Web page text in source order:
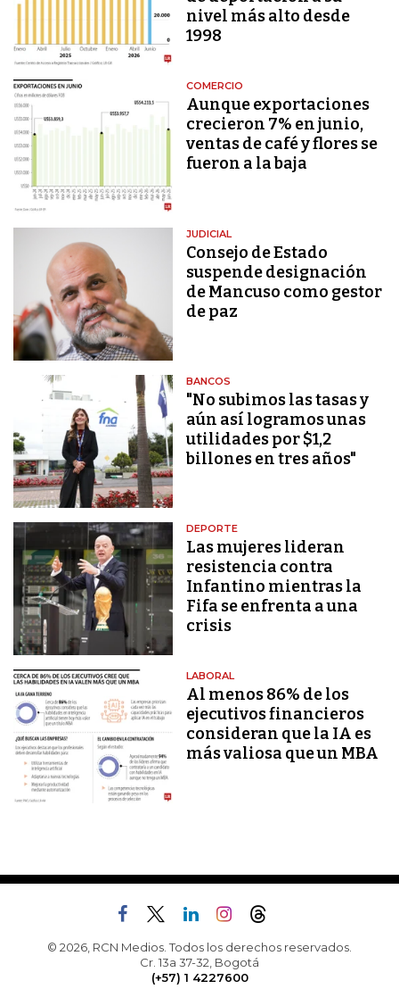
nivel más alto desde
1998
COMERCIO
Aunque exportaciones
crecieron 7% en junio,
ventas de café y flores se
fueron a la baja
JUDICIAL
Consejo de Estado
suspende designación
de Mancuso como gestor
de paz
BANCOS
"No subimos las tasas y
aún así logramos unas
utilidades por $1,2
billones en tres años"
DEPORTE
Las mujeres lideran
resistencia contra
Infantino mientras la
Fifa se enfrenta a una
crisis
LABORAL
Al menos 86% de los
ejecutivos financieros
consideran que la IA es
más valiosa que un MBA
© 2026, RCN Medios. Todos los derechos reservados.
Cr. 13a 37-32, Bogotá
(+57) 1 4227600